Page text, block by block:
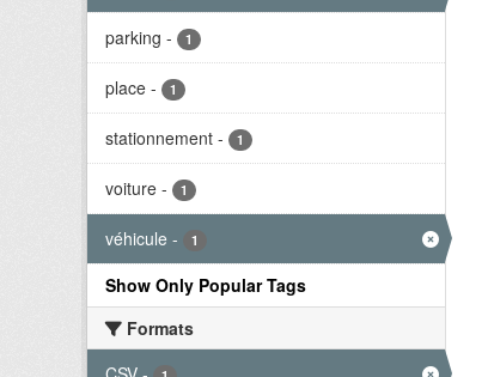
parking - 1
place - 1
stationnement - 1
voiture - 1
véhicule - 1
Show Only Popular Tags
Formats